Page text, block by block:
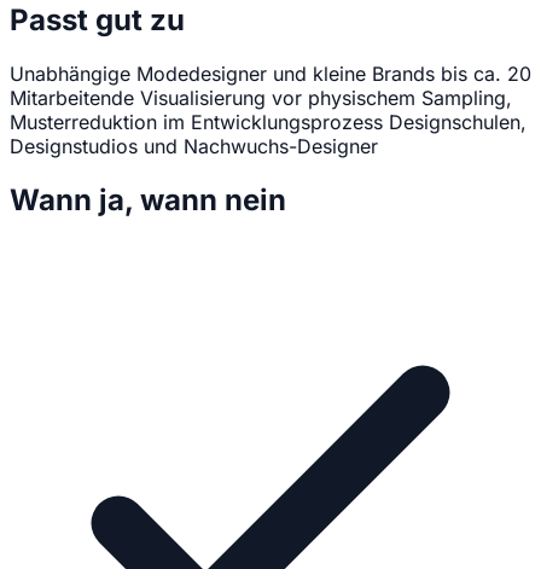
Passt gut zu
Unabhängige Modedesigner und kleine Brands bis ca. 20
Mitarbeitende Visualisierung vor physischem Sampling,
Musterreduktion im Entwicklungsprozess Designschulen,
Designstudios und Nachwuchs-Designer
Wann ja, wann nein